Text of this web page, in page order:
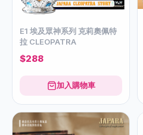
E1 埃及眾神系列 克莉奧佩特
拉 CLEOPATRA
$288
加入購物車